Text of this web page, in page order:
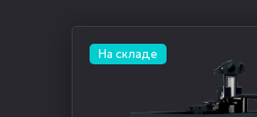
На складе